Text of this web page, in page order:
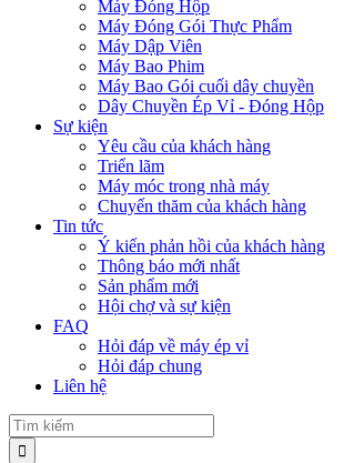
Máy Đóng Hộp
Máy Đóng Gói Thực Phẩm
Máy Dập Viên
Máy Bao Phim
Máy Bao Gói cuối dây chuyền
Dây Chuyền Ép Vỉ - Đóng Hộp
Sự kiện
Yêu cầu của khách hàng
Triển lãm
Máy móc trong nhà máy
Chuyến thăm của khách hàng
Tin tức
Ý kiến phản hồi của khách hàng
Thông báo mới nhất
Sản phẩm mới
Hội chợ và sự kiện
FAQ
Hỏi đáp về máy ép vỉ
Hỏi đáp chung
Liên hệ